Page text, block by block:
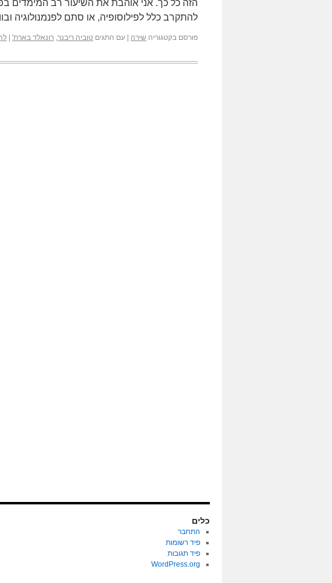
הזה כל כך. אני אוהבת את השיעור רב המימדים
להתקרב כלל לפילוסופיה, או סתם לפנמנולוגיה
פורסם בקטגוריה שירה עם התגים טוביה ריבנר, רונאלד בארת'
כלים
התחבר
פיד רשומות
פיד תגובות
WordPress.org